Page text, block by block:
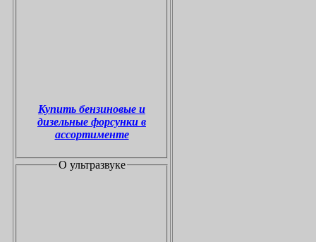
Купить бензиновые и
дизельные форсунки в
ассортименте
О ультразвуке